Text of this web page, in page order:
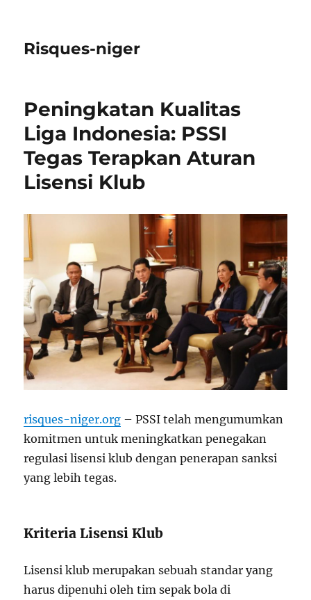
Risques-niger
Peningkatan Kualitas
Liga Indonesia: PSSI
Tegas Terapkan Aturan
Lisensi Klub
risques-niger.org – PSSI telah mengumumkan
komitmen untuk meningkatkan penegakan
regulasi lisensi klub dengan penerapan sanksi
yang lebih tegas.
Kriteria Lisensi Klub
Lisensi klub merupakan sebuah standar yang
harus dipenuhi oleh tim sepak bola di